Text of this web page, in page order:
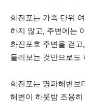
화진포는 가족 단위
하지 않고, 주변에는
화진포호 주변을 걷
둘러보는 것만으로도
화진포는 명파해변보
해변이 하룻밤 조용